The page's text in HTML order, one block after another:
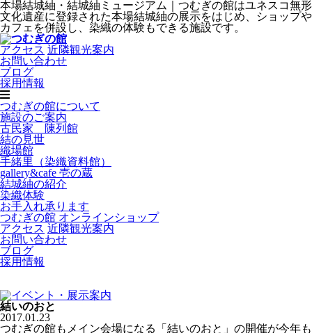
本場結城紬・結城紬ミュージアム｜つむぎの館はユネスコ無形
文化遺産に登録された本場結城紬の展示をはじめ、ショップや
カフェを併設し、染織の体験もできる施設です。
アクセス 近隣観光案内
お問い合わせ
ブログ
採用情報
つむぎの館について
施設のご案内
古民家 陳列館
結の見世
織場館
手緒里（染織資料館）
gallery&cafe 壱の蔵
結城紬の紹介
染織体験
お手入れ承ります
つむぎの館 オンラインショップ
アクセス 近隣観光案内
お問い合わせ
ブログ
採用情報
結いのおと
2017.01.23
つむぎの館もメイン会場になる「結いのおと」の開催が今年も